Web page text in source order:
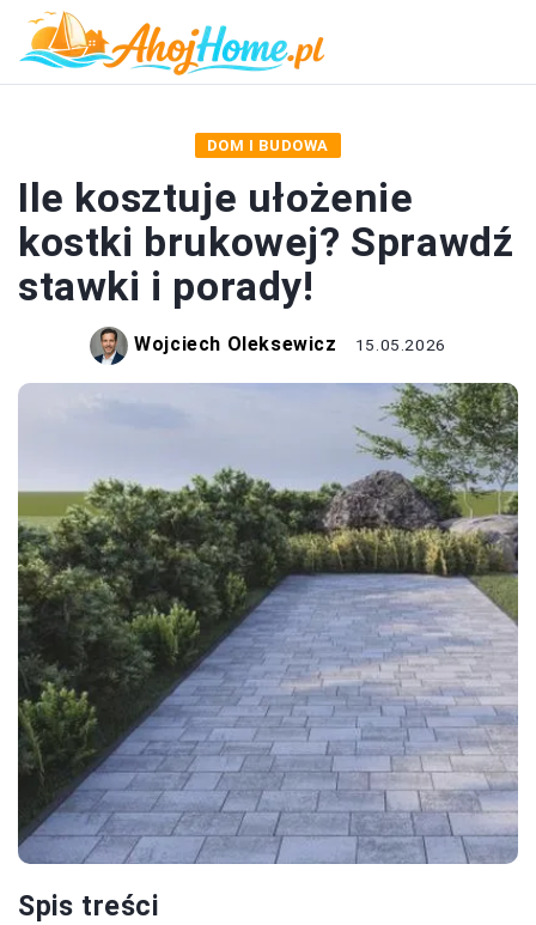
DOM I BUDOWA
Ile kosztuje ułożenie
kostki brukowej? Sprawdź
stawki i porady!
Wojciech Oleksewicz 15.05.2026
Spis treści